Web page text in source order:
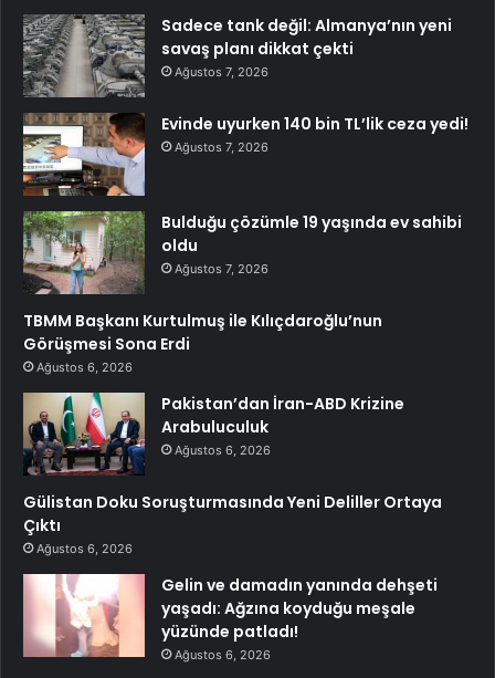
Sadece tank değil: Almanya’nın yeni
savaş planı dikkat çekti
Ağustos 7, 2026
Evinde uyurken 140 bin TL’lik ceza yedi!
Ağustos 7, 2026
Bulduğu çözümle 19 yaşında ev sahibi
oldu
Ağustos 7, 2026
TBMM Başkanı Kurtulmuş ile Kılıçdaroğlu’nun
Görüşmesi Sona Erdi
Ağustos 6, 2026
Pakistan’dan İran-ABD Krizine
Arabuluculuk
Ağustos 6, 2026
Gülistan Doku Soruşturmasında Yeni Deliller Ortaya
Çıktı
Ağustos 6, 2026
Gelin ve damadın yanında dehşeti
yaşadı: Ağzına koyduğu meşale
yüzünde patladı!
Ağustos 6, 2026